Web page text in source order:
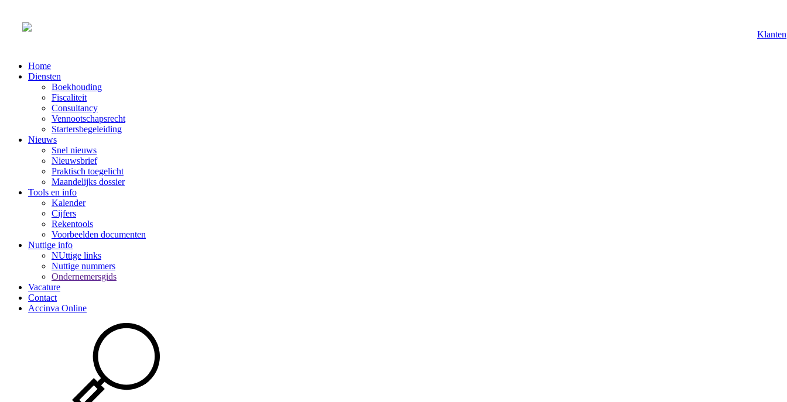
Home
Diensten
Boekhouding
Fiscaliteit
Consultancy
Vennootschapsrecht
Startersbegeleiding
Nieuws
Snel nieuws
Nieuwsbrief
Praktisch toegelicht
Maandelijks dossier
Tools en info
Kalender
Cijfers
Rekentools
Voorbeelden documenten
Nuttige info
NUttige links
Nuttige nummers
Ondernemersgids
Vacature
Contact
Accinva Online